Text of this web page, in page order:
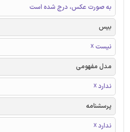
به صورت عکس، درج شده است
بیس
نیست ☓
مدل مفهومی
ندارد ☓
پرسشنامه
ندارد ☓